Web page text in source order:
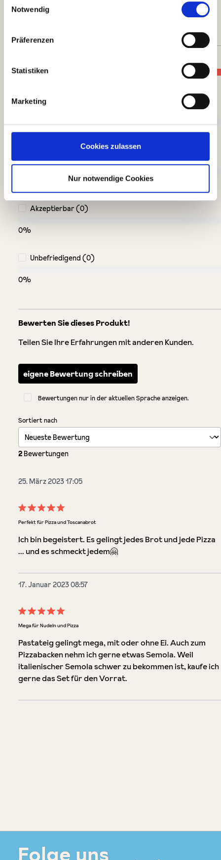
Notwendig
Präferenzen
Statistiken
Marketing
Cookies zulassen
Nur notwendige Cookies
Durchschnittliche Bewertung von 5 von 5 Sternen
0%
Gut (0)
Akzeptierbar (0)
0%
Unbefriedigend (0)
0%
Bewerten Sie dieses Produkt!
Teilen Sie Ihre Erfahrungen mit anderen Kunden.
eigene Bewertung schreiben
Bewertungen nur in der aktuellen Sprache anzeigen.
Sortiert nach
2Bewertungen
25. März 2023 17:05
Bewertung mit 5 von 5 Sternen
Perfekt für Pizza und Toscanabrot
Ich bin begeistert. Es gelingt jedes Brot und jede Pizza
… und es schmeckt jedem🤗
17. Januar 2023 08:57
Bewertung mit 5 von 5 Sternen
Mega für Nudeln und Pizza
Pastateig gelingt mega, mit oder ohne Ei. Auch zum
Pizzabacken nehm ich gerne etwas Semola. Weil
italienischer Semola schwer zu bekommen ist, kaufe ich
gerne das Set für den Vorrat.
Folge uns